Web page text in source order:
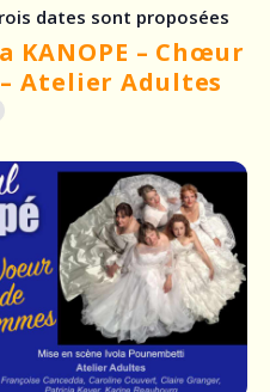
KANOPE – Chœur
Atelier Adultes
dates sont proposées